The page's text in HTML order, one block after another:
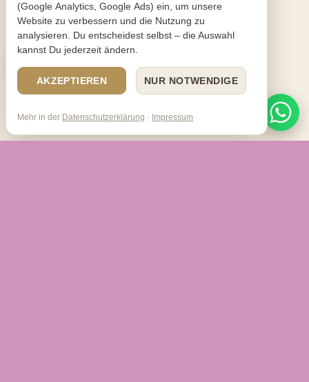
(Google Analytics, Google Ads) ein, um unsere
Website zu verbessern und die Nutzung zu
analysieren. Du entscheidest selbst – die Auswahl
kannst Du jederzeit ändern.
AKZEPTIEREN NUR NOTWENDIGE
Mehr in der Datenschutzerklärung · Impressum